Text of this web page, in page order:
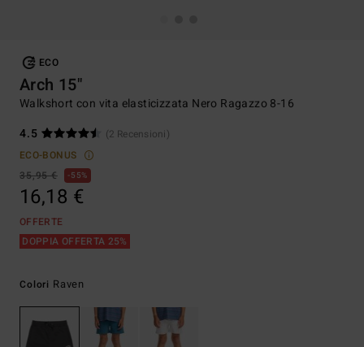
ECO
Arch 15"
Walkshort con vita elasticizzata Nero Ragazzo 8-16
4.5
(2 Recensioni)
ECO-BONUS
35,95 €
55%
16,18 €
OFFERTE
DOPPIA OFFERTA 25%
Colori Raven